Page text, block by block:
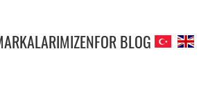
ENFOR BLOG